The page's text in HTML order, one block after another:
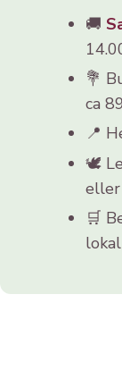
🚚
💐
ca
📍
🕊️
eller
🛒